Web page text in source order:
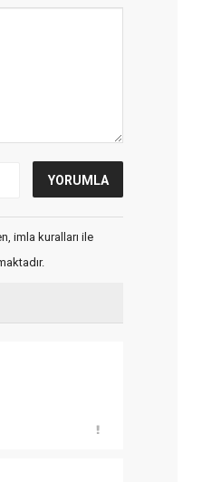
imla kuralları ile